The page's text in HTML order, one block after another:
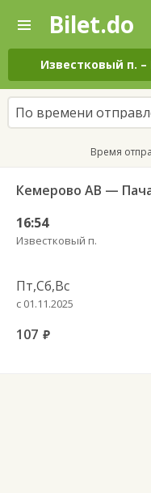
—
Поиск
и
покупка
билетов
на
автобус
онлайн
Bilet.do
Известковый п. –
По времени
Время
Кемерово АВ —
16:54
Известковый п.
Пт,Сб,Вс
с 01.11.2025
107 руб.